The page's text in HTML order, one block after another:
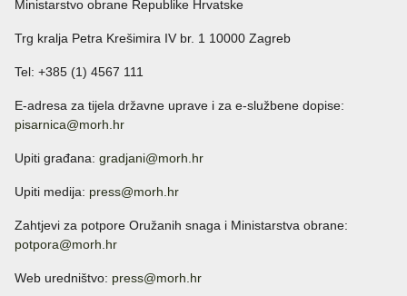
Ministarstvo obrane Republike Hrvatske
Trg kralja Petra Krešimira IV br. 1 10000 Zagreb
Tel: +385 (1) 4567 111
E-adresa za tijela državne uprave i za e-službene dopise:
pisarnica@morh.hr
Upiti građana: gradjani@morh.hr
Upiti medija: press@morh.hr
Zahtjevi za potpore Oružanih snaga i Ministarstva obrane:
potpora@morh.hr
Web uredništvo: press@morh.hr